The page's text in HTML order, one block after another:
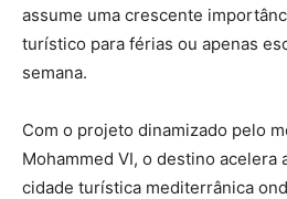
assume uma crescente
turístico para férias ou apenas
semana.
Com o projeto dinamizado pelo
Mohammed VI, o destino acelera
cidade turística mediterrânica